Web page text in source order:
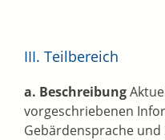
III. Teilbereich
a. Beschreibung
vorgeschriebenen
Gebärdensprache und